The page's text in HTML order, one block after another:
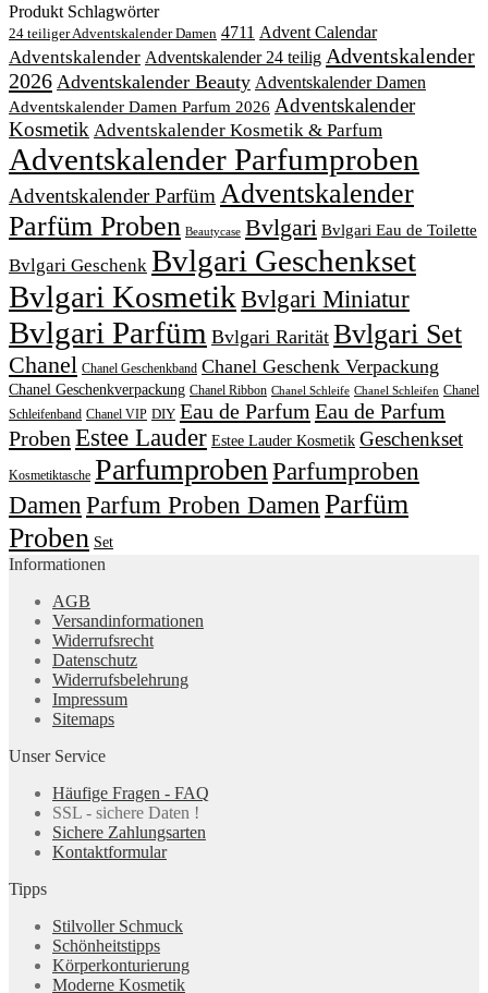
Produkt Schlagwörter
24 teiliger Adventskalender Damen 4711 Advent Calendar
Adventskalender Adventskalender 24 teilig Adventskalender
2026 Adventskalender Beauty Adventskalender Damen
Adventskalender Damen Parfum 2026 Adventskalender
Kosmetik Adventskalender Kosmetik & Parfum
Adventskalender Parfumproben
Adventskalender Parfüm Adventskalender
Parfüm Proben Beautycase Bvlgari Bvlgari Eau de Toilette
Bvlgari Geschenk Bvlgari Geschenkset
Bvlgari KosmetikBvlgari Miniatur
Bvlgari Parfüm Bvlgari Rarität Bvlgari Set
Chanel Chanel Geschenkband Chanel Geschenk Verpackung
Chanel Geschenkverpackung Chanel Ribbon Chanel Schleife Chanel Schleifen Chanel
Schleifenband Chanel VIP DIY Eau de Parfum Eau de Parfum
Proben Estee Lauder Estee Lauder Kosmetik Geschenkset
Kosmetiktasche Parfumproben Parfumproben
Damen Parfum Proben Damen Parfüm
Proben Set
Informationen
AGB
Versandinformationen
Widerrufsrecht
Datenschutz
Widerrufsbelehrung
Impressum
Sitemaps
Unser Service
Häufige Fragen - FAQ
SSL - sichere Daten !
Sichere Zahlungsarten
Kontaktformular
Tipps
Stilvoller Schmuck
Schönheitstipps
Körperkonturierung
Moderne Kosmetik